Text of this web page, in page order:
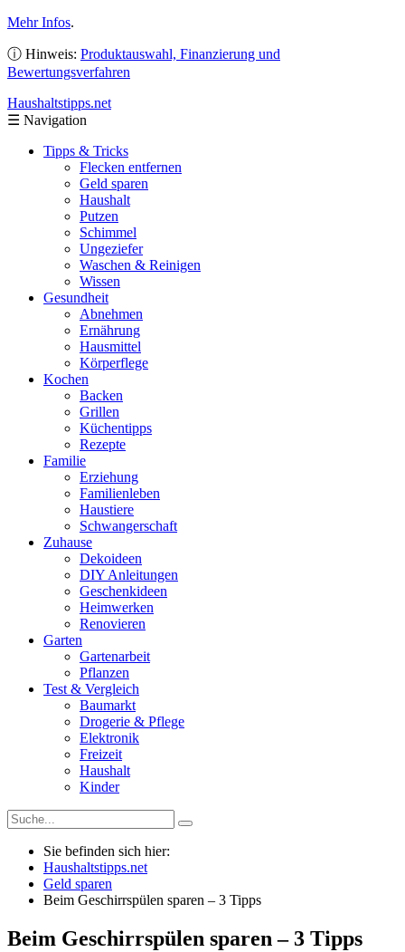
Mehr Infos.
ⓘ Hinweis: Produktauswahl, Finanzierung und
Bewertungsverfahren
Haushaltstipps.net
☰ Navigation
Tipps & Tricks
Flecken entfernen
Geld sparen
Haushalt
Putzen
Schimmel
Ungeziefer
Waschen & Reinigen
Wissen
Gesundheit
Abnehmen
Ernährung
Hausmittel
Körperflege
Kochen
Backen
Grillen
Küchentipps
Rezepte
Familie
Erziehung
Familienleben
Haustiere
Schwangerschaft
Zuhause
Dekoideen
DIY Anleitungen
Geschenkideen
Heimwerken
Renovieren
Garten
Gartenarbeit
Pflanzen
Test & Vergleich
Baumarkt
Drogerie & Pflege
Elektronik
Freizeit
Haushalt
Kinder
Sie befinden sich hier:
Haushaltstipps.net
Geld sparen
Beim Geschirrspülen sparen – 3 Tipps
Beim Geschirrspülen sparen – 3 Tipps